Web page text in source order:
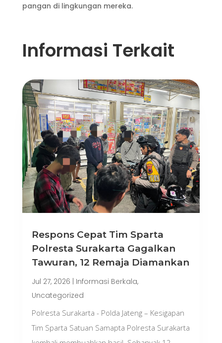
pangan di lingkungan mereka.
Informasi Terkait
Respons Cepat Tim Sparta
Polresta Surakarta Gagalkan
Tawuran, 12 Remaja Diamankan
Jul 27, 2026 Informasi Berkala,
Uncategorized
Polresta Surakarta - Polda Jateng – Kesigapan
Tim Sparta Satuan Samapta Polresta Surakarta